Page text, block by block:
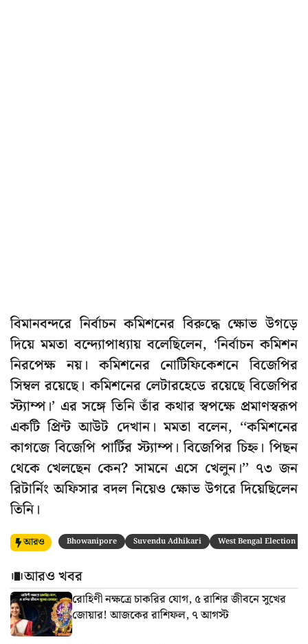
বিমানবন্দরে নির্বাচন কমিশনের বিরুদ্ধে ক্ষোভ উগড়ে
দিয়ে মমতা বন্দ্যোপাধ্যায় বলেছিলেন, ‘‌নির্বাচন কমিশন
নিরপেক্ষ নয়। কমিশনের নোটিফিকেশনে বিজেপির
সিম্বল রয়েছে। কমিশনের লেটারহেডে রয়েছে বিজেপির
স্ট্যাম্প।’‌ এর সঙ্গে তিনি তাঁর কথার স্বপক্ষে প্রমাণস্বরূপ
একটি প্রিন্ট আউট দেখান। মমতা বলেন, ‘‘কমিশনের
কাগজে বিজেপি পার্টির স্ট্যাম্প। বিজেপির চিহ্ন। পিছন
থেকে খেলছেন কেন? সামনে এসে খেলুন।’’ ৭৩ জন
রিটার্নিং অফিসার বদল নিয়েও ক্ষোভ উগরে দিয়েছিলেন
তিনি।
আরও Bhowanipore Suvendu Adhikari West Bengal Election
আরও খবর
রোহিণী নক্ষত্রে চাকরির যোগ, ৫ রাশির জীবনে সুখের
জোয়ার! আজকের রাশিফল, ৭ আগস্ট